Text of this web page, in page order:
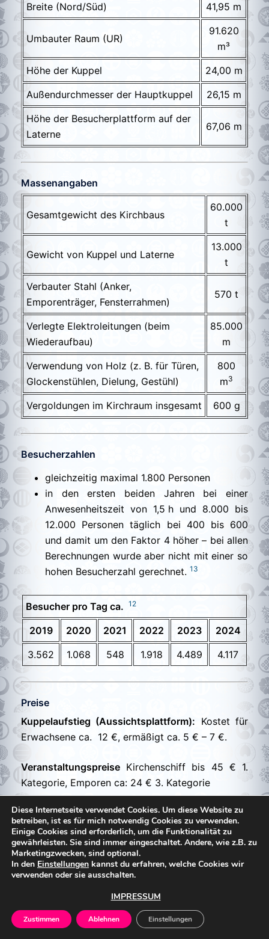
Breite (Nord/Süd)
41,95 m
Umbauter Raum (UR)
91.620
m³
Höhe der Kuppel
24,00 m
Außendurchmesser der Hauptkuppel
26,15 m
Höhe der Besucherplattform auf der
Laterne
67,06 m
Massenangaben
Gesamtgewicht des Kirchbaus
60.000
t
Gewicht von Kuppel und Laterne
13.000
t
Verbauter Stahl (Anker,
Emporenträger, Fensterrahmen)
570 t
Verlegte Elektroleitungen (beim
Wiederaufbau)
85.000
m
Verwendung von Holz (z. B. für Türen,
Glockenstühlen, Dielung, Gestühl)
800
m3
Vergoldungen im Kirchraum insgesamt 600 g
Besucherzahlen
gleichzeitig maximal 1.800 Personen
in den ersten beiden Jahren bei einer
Anwesenheitszeit von 1,5 h und 8.000 bis
12.000 Personen täglich bei 400 bis 600
und damit um den Faktor 4 höher – bei allen
Berechnungen wurde aber nicht mit einer so
hohen Besucherzahl gerechnet. 13
Besucher pro Tag ca. 12
2019 2020 2021 2022 2023
2024
3.562
1.068 548 1.918 4.489 4.117
Preise
Kuppelaufstieg (Aussichtsplattform): Kostet für
Erwachsene ca. 12 €, ermäßigt ca. 5 € – 7 €.
Veranstaltungspreise Kirchenschiff bis 45 € 1.
Kategorie, Emporen ca: 24 € 3. Kategorie
Innenansicht – Blick zum Altar mit der Kern-Orgel
Flächen
Diese Internetseite verwendet Cookies. Um diese Website zu
betreiben, ist es für mich notwendig Cookies zu verwenden.
Einige Cookies sind erforderlich, um die Funktionalität zu
gewährleisten. Sie sind immer eingeschaltet. Andere, wie z.B. zu
Marketingzwecken, sind optional.
In den Einstellungen kannst du erfahren, welche Cookies wir
verwenden oder sie ausschalten.
IMPRESSUM
Zustimmen Ablehnen Einstellungen